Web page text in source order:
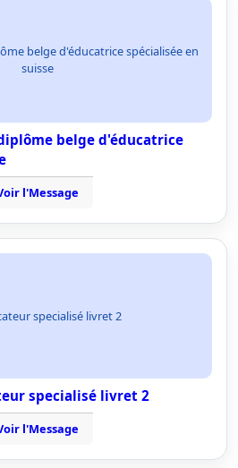
belge d'éducatrice spécialisée en
suisse
belge d'éducatrice
l'Message
specialisé livret 2
specialisé livret 2
l'Message